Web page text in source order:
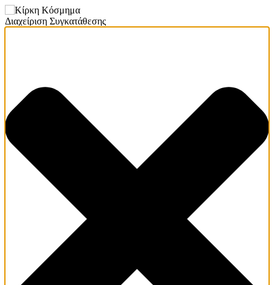
Διαχείριση Συγκατάθεσης